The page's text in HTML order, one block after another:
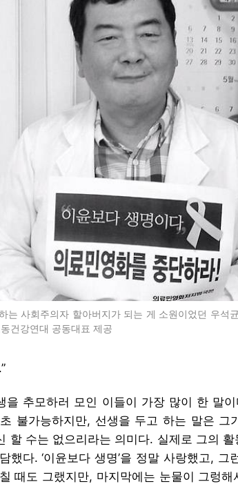
는 사회주의자 할아버지가 되는 게 소원이었던 우석
건강연대 공동대표 제공
을 추모하러 모인 이들이 가장 많이 한 말
불가능하지만, 선생을 두고 하는 말은 그
할 수는 없으리라는 의미다. 실제로 그의
했다. ‘이윤보다 생명’을 정말 사랑했고,
때도 그랬지만, 마지막에는 눈물이 그렁